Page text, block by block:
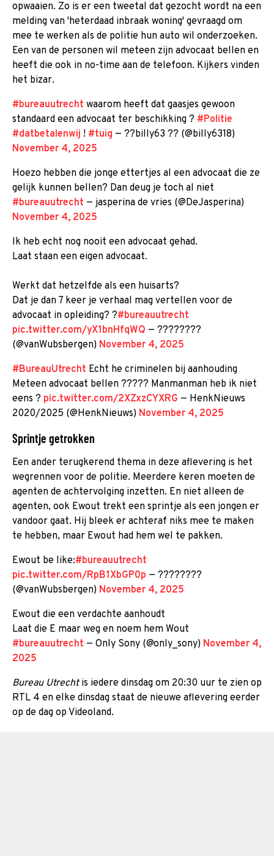
opwaaien. Zo is er een tweetal dat gezocht wordt na een
melding van 'heterdaad inbraak woning' gevraagd om
mee te werken als de politie hun auto wil onderzoeken.
Een van de personen wil meteen zijn advocaat bellen en
heeft die ook in no-time aan de telefoon. Kijkers vinden
het bizar.
#bureauutrecht waarom heeft dat gaasjes gewoon
standaard een advocaat ter beschikking ? #Politie
#datbetalenwij ! #tuig — ??billy63 ?? (@billy6318)
November 4, 2025
Hoezo hebben die jonge ettertjes al een advocaat die ze
gelijk kunnen bellen? Dan deug je toch al niet
#bureauutrecht — jasperina de vries (@DeJasperina)
November 4, 2025
Ik heb echt nog nooit een advocaat gehad.
Laat staan een eigen advocaat.
Werkt dat hetzelfde als een huisarts?
Dat je dan 7 keer je verhaal mag vertellen voor de
advocaat in opleiding? ?#bureauutrecht
pic.twitter.com/yX1bnHfqWQ — ????????
(@vanWubsbergen) November 4, 2025
#BureauUtrecht Echt he criminelen bij aanhouding
Meteen advocaat bellen ????? Manmanman heb ik niet
eens ? pic.twitter.com/2XZxzCYXRG — HenkNieuws
2020/2025 (@HenkNieuws) November 4, 2025
Sprintje getrokken
Een ander terugkerend thema in deze aflevering is het
wegrennen voor de politie. Meerdere keren moeten de
agenten de achtervolging inzetten. En niet alleen de
agenten, ook Ewout trekt een sprintje als een jongen er
vandoor gaat. Hij bleek er achteraf niks mee te maken
te hebben, maar Ewout had hem wel te pakken.
Ewout be like:#bureauutrecht
pic.twitter.com/RpB1XbGP0p — ????????
(@vanWubsbergen) November 4, 2025
Ewout die een verdachte aanhoudt
Laat die E maar weg en noem hem Wout
#bureauutrecht — Only Sony (@only_sony) November 4,
2025
Bureau Utrechtis iedere dinsdag om 20:30 uur te zien op
RTL 4 en elke dinsdag staat de nieuwe aflevering eerder
op de dag op Videoland.